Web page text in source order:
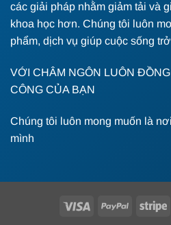
các giải pháp nhằm giảm tải và
khoa học hơn. Chúng tôi luôn
phẩm, dịch vụ giúp cuộc sống
VỚI CHÂM NGÔN LUÔN
CÔNG CỦA BẠN
Chúng tôi luôn mong muốn là
mình
Visa PayPal